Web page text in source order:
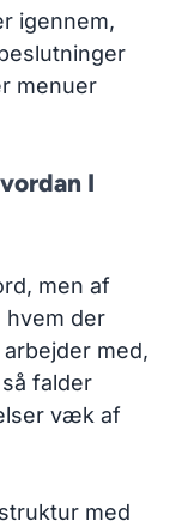
igennem,
menuer
I
men af
hvem der
med,
falder
væk af
med